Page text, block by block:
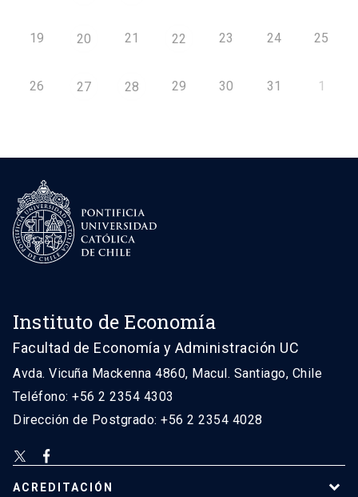
19 20 21 22 23 24 25
26 27 28 29 30 31 1
Instituto de Economía
Facultad de Economía y Administración UC
Avda. Vicuña Mackenna 4860, Macul. Santiago, Chile
Teléfono: +56 2 2354 4303
Dirección de Postgrado: +56 2 2354 4028
ACREDITACIÓN